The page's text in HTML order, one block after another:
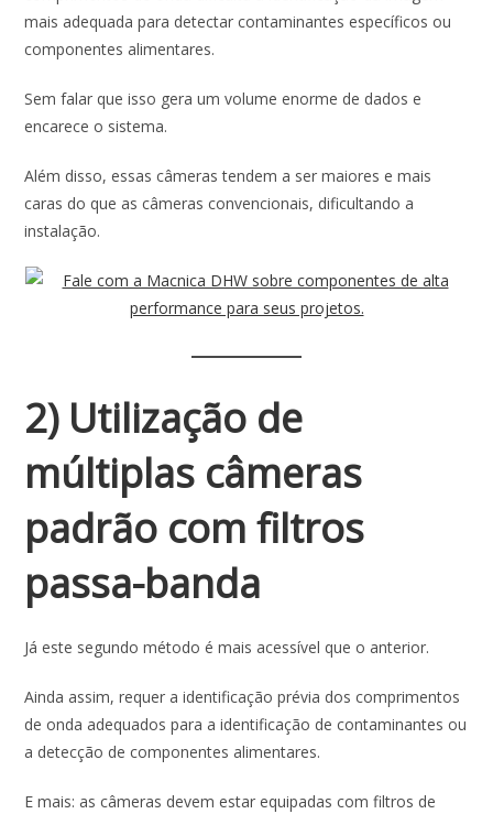
mais adequada para detectar contaminantes específicos ou
componentes alimentares.
Sem falar que isso gera um volume enorme de dados e
encarece o sistema.
Além disso, essas câmeras tendem a ser maiores e mais
caras do que as câmeras convencionais, dificultando a
instalação.
2) Utilização de
múltiplas câmeras
padrão com filtros
passa-banda
Já este segundo método é mais acessível que o anterior.
Ainda assim, requer a identificação prévia dos comprimentos
de onda adequados para a identificação de contaminantes ou
a detecção de componentes alimentares.
E mais: as câmeras devem estar equipadas com filtros de